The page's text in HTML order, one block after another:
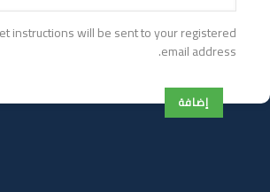
instructions will be sent to your registered
email address.